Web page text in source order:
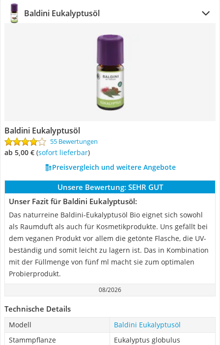
Baldini Eukalyptusöl
Baldini Eukalyptusöl
55 Bewertungen
ab 5,00 € ( Sofort lieferbar)
Preisvergleich und weitere Angebote
Unsere Bewertung: SEHR GUT
Unser Fazit für Baldini Eukalyptusöl:
Das naturreine Baldini-Eukalyptusöl Bio eignet sich sowohl
als Raumduft als auch für Kosmetikprodukte. Uns gefällt bei
dem veganen Produkt vor allem die getönte Flasche, die UV-
beständig und somit leicht zu lagern ist. Das in Kombination
mit der Füllmenge von fünf ml macht sie zum optimalen
Probierprodukt.
08/2026
Technische Details
Modell
Baldini Eukalyptusöl
Stammpflanze
Eukalyptus globulus